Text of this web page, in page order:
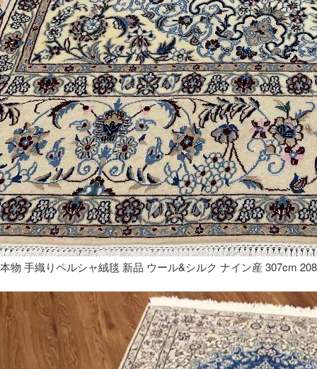
本物 手織りペルシャ絨毯 新品 ウール&シルク ナイン産 307cm